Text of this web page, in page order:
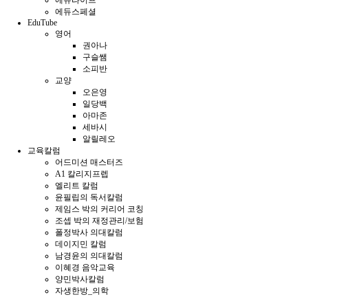
에듀스페셜
EduTube
영어
권아나
구슬쌤
소피반
교양
오은영
일당백
아마존
세바시
알릴레오
교육칼럼
어드미션 매스터즈
A1 칼리지프렙
엘리트 칼럼
윤필립의 독서칼럼
제임스 박의 커리어 코칭
조셉 박의 재정관리/보험
폴정박사 의대칼럼
데이지민 칼럼
남경윤의 의대칼럼
이혜경 음악교육
양민박사칼럼
자생한방_의학